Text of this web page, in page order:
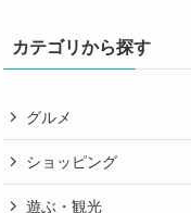
カテゴリから探す
グルメ
ショッピング
遊ぶ・観光